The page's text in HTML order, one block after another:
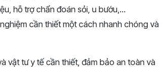
hỗ trợ chẩn đoán sỏi, u bướu,...
cần thiết một cách nhanh chóng và
vật tư y tế cần thiết, đảm bảo an toàn và